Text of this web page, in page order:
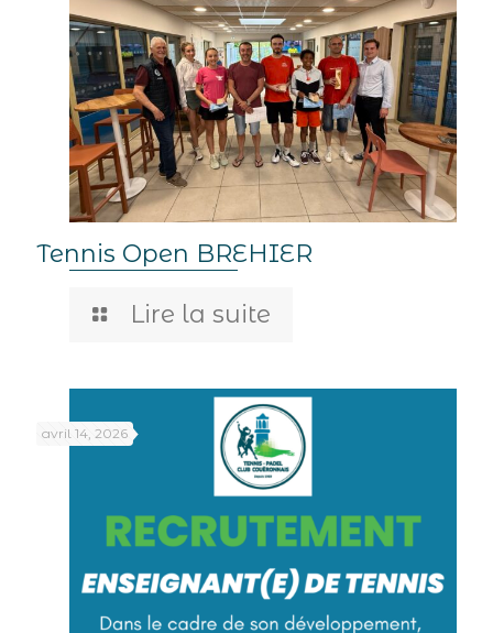
Tennis Open BREHIER
Lire la suite
avril 14, 2026